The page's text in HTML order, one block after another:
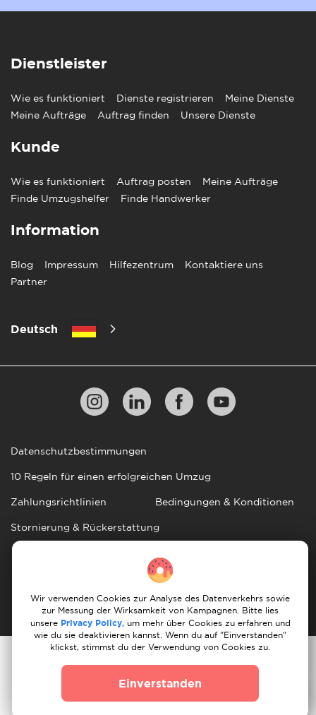
Dienstleister
Wie es funktioniert Dienste registrieren
Meine Dienste
Meine Aufträge
Auftrag finden Unsere Dienste
Kunde
Wie es funktioniert Auftrag posten
Meine Aufträge
Finde Umzugshelfer
Finde Handwerker
Information
Blog Impressum Hilfezentrum
Kontaktiere uns
Partner
Deutsch
© 2026 Moovick. Wir verwenden Stockfotos aus
verschiedenen Quellen. Einige Inhalte können Affiliate-
beeinträchtigt, aber Wachstumschancen bietet.
Datenschutzbestimmungen
10 Regeln für einen erfolgreichen Umzug
Zahlungsrichtlinien Bedingungen & Konditionen
Stornierung & Rückerstattung
Wir verwenden Cookies zur Analyse des Datenverkehrs sowie
zur Messung der Wirksamkeit von Kampagnen. Bitte lies
unsere Privacy Policy, um mehr über Cookies zu erfahren und
wie du sie deaktivieren kannst. Wenn du auf "Einverstanden"
klickst, stimmst du der Verwendung von Cookies zu.
Einverstanden